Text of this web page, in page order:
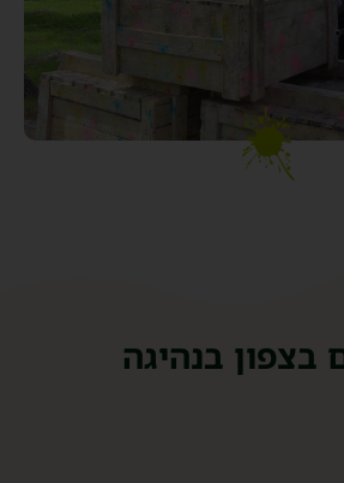
בצפון בנהיגה